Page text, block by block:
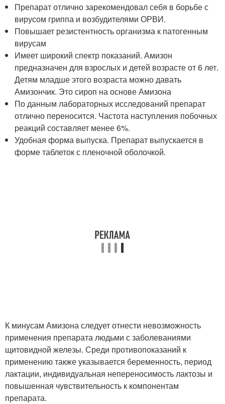
Препарат отлично зарекомендовал себя в борьбе с
вирусом гриппа и возбудителями ОРВИ.
Повышает резистентность организма к патогенным
вирусам
Имеет широкий спектр показаний. Амизон
предназначен для взрослых и детей возрасте от 6 лет.
Детям младше этого возраста можно давать
Амизончик. Это сироп на основе Амизона
По данным лабораторных исследований препарат
отлично переносится. Частота наступления побочных
реакций составляет менее 6%.
Удобная форма выпуска. Препарат выпускается в
форме таблеток с пленочной оболочкой.
К минусам Амизона следует отнести невозможность
применения препарата людьми с заболеваниями
щитовидной железы. Среди противопоказаний к
применению также указывается беременность, период
лактации, индивидуальная непереносимость лактозы и
повышенная чувствительность к компонентам
препарата.